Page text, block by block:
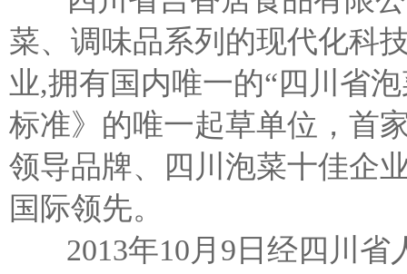
菜、调味品系列的现代化科
业,拥有国内唯一的“四川省
标准》的唯一起草单位，首
领导品牌、四川泡菜十佳企
国际领先。
2013年10月9日经四川省